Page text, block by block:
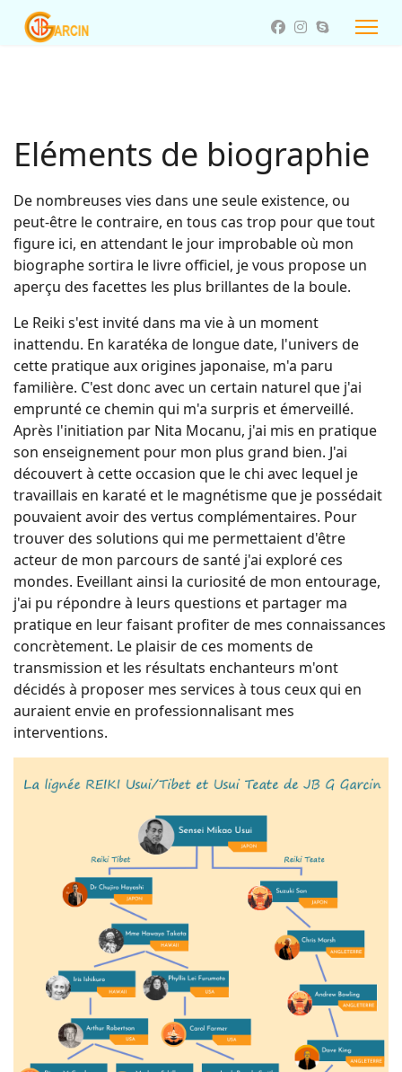
Eléments de biographie
De nombreuses vies dans une seule existence, ou
peut-être le contraire, en tous cas trop pour que tout
figure ici, en attendant le jour improbable où mon
biographe sortira le livre officiel, je vous propose un
aperçu des facettes les plus brillantes de la boule.
Le Reiki s'est invité dans ma vie à un moment
inattendu. En karatéka de longue date, l'univers de
cette pratique aux origines japonaise, m'a paru
familière. C'est donc avec un certain naturel que j'ai
emprunté ce chemin qui m'a surpris et émerveillé.
Après l'initiation par Nita Mocanu, j'ai mis en pratique
son enseignement pour mon plus grand bien. J'ai
découvert à cette occasion que le chi avec lequel je
travaillais en karaté et le magnétisme que je possédait
pouvaient avoir des vertus complémentaires. Pour
trouver des solutions qui me permettaient d'être
acteur de mon parcours de santé j'ai exploré ces
mondes. Eveillant ainsi la curiosité de mon entourage,
j'ai pu répondre à leurs questions et partager ma
pratique en leur faisant profiter de mes connaissances
concrètement. Le plaisir de ces moments de
transmission et les résultats enchanteurs m'ont
décidés à proposer mes services à tous ceux qui en
auraient envie en professionnalisant mes
interventions.